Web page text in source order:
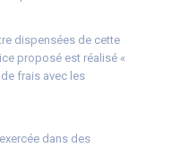
dispensées de cette
proposé est réalisé «
frais avec les
dans des